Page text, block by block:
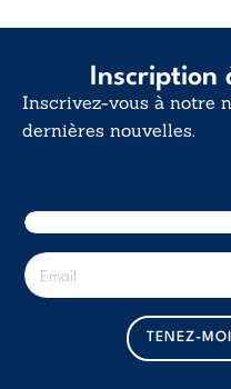
Inscription
Inscrivez-vous à notre
dernières nouvelles.
E
-
m
TENEZ-